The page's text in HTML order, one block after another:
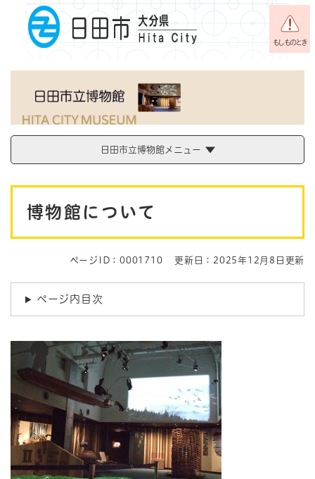
メニューを飛ばして本文へ
もしものとき
日田市立博物館メニュー
博物館について
ページID：0001710 更新日：2025年12月8日更新
ページ内目次